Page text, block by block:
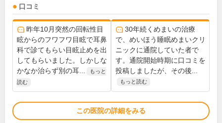
口コミ
昨年10月突然の回転性目
眩からのフワフワ目眩で耳鼻
科で診てもらい目眩止めを出
してもらいました。しかしな
かなか治らず別の耳...
もっと
読む
30年続くめまいの治療
で、めいほう睡眠めまいクリ
ニックに通院していた者で
す。通院開始時期に口コミを
投稿しましたが、その後...
もっと読む
この医院の詳細をみる